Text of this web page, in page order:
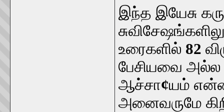
இந்த இயேசு
உரைகளில் 82
பேசியவை அல்ல
ஆச்சா¢யம்
அனைவருமே